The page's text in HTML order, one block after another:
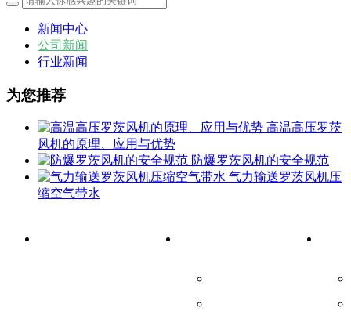
新闻中心
公司新闻
行业新闻
为您推荐
高温高压罗茨
风机的原理、应用与优势
防爆罗茨风机的安全规范
气力输送罗茨风机压
缩空气带水